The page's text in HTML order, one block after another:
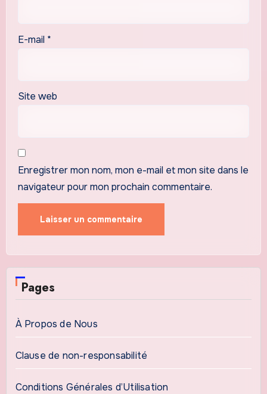
E-mail *
Site web
Enregistrer mon nom, mon e-mail et mon site dans le
navigateur pour mon prochain commentaire.
Pages
À Propos de Nous
Clause de non-responsabilité
Conditions Générales d’Utilisation